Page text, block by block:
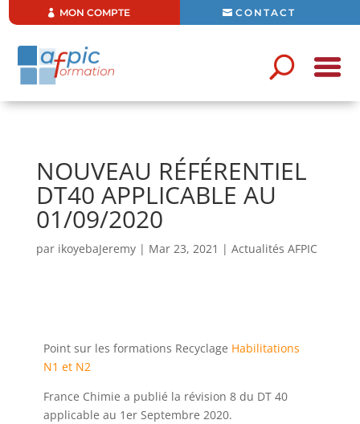
CONTACT
MON COMPTE
NOUVEAU RÉFÉRENTIEL
DT40 APPLICABLE AU
01/09/2020
par ikoyebaJeremy| Mar 23, 2021 | Actualités AFPIC
Point sur les formations Recyclage Habilitations
N1 et N2
France Chimie a publié la révision 8 du DT 40
applicable au 1er Septembre 2020.